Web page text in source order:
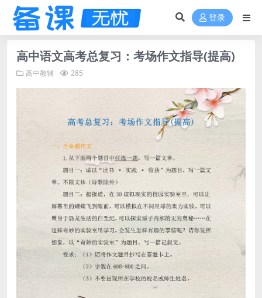
登录
高中语文高考总复习：考场作文指导(提高)
高中教辅 285